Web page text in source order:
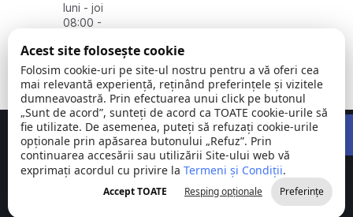
luni - joi
08:00 -
vineri
08:00 -
14:00
Comuna
Stejaru |
județul Tulcea
©
2026
Toate
drepturile
rezervate
Concept realizat deBig Media Relații Publice SRL
Acest site folosește cookie
Folosim cookie-uri pe site-ul nostru pentru a vă oferi cea
mai relevantă experiență, reținând preferințele și vizitele
dumneavoastră. Prin efectuarea unui click pe butonul
„Sunt de acord”, sunteți de acord ca TOATE cookie-urile să
fie utilizate. De asemenea, puteți să refuzați cookie-urile
opționale prin apăsarea butonului „Refuz”. Prin
continuarea accesării sau utilizării Site-ului web vă
exprimați acordul cu privire la Termeni și Condiții.
Accept TOATE Resping opționale Preferințe